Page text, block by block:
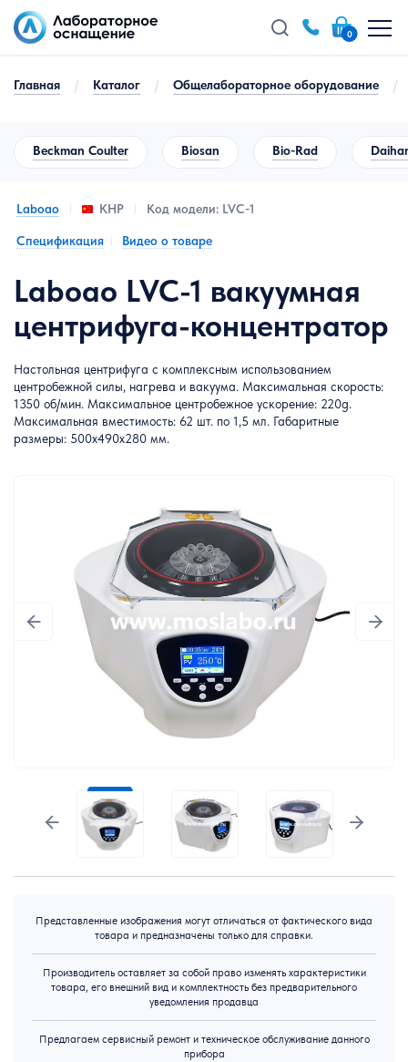
0
Главная / Каталог / Общелабораторное оборудование /
Beckman Coulter Biosan Bio-Rad
Laboao КНР Код модели: LVC-1
Спецификация Видео о товаре
Laboao LVC-1 вакуумная
центрифуга-концентратор
Настольная центрифуга с комплексным использованием
центробежной силы, нагрева и вакуума. Максимальная скорость:
1350 об/мин. Максимальное центробежное ускорение: 220g.
Максимальная вместимость: 62 шт. по 1,5 мл. Габаритные
размеры: 500х490х280 мм.
Представленные изображения могут отличаться от фактического вида
товара и предназначены только для справки.
Производитель оставляет за собой право изменять характеристики
товара, его внешний вид и комплектность без предварительного
уведомления продавца
Предлагаем сервисный ремонт и техническое обслуживание данного
прибора